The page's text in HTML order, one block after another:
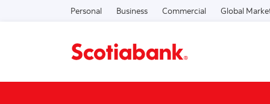
Personal Business Commercial Global